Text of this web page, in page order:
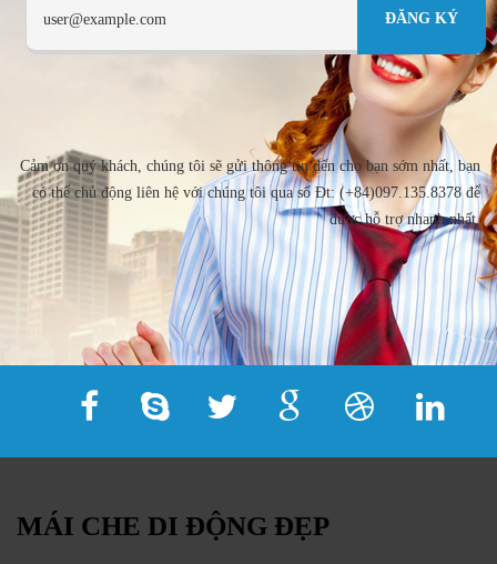
Cảm ơn quý khách, chúng tôi sẽ gửi thông tin đến cho bạn sớm nhất, bạn
có thể chủ động liên hệ với chúng tôi qua số Đt: (+84)097.135.8378 để
được hỗ trợ nhanh nhất.
MÁI CHE DI ĐỘNG ĐẸP